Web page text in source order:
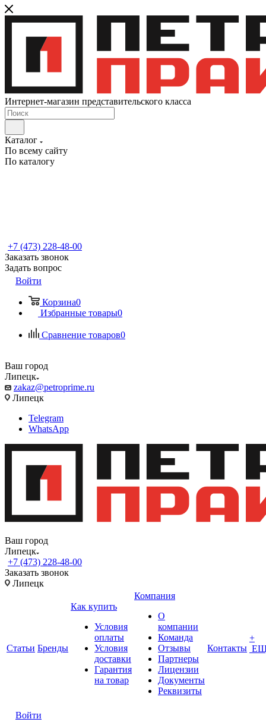
Интернет-магазин представительского класса
Каталог
По всему сайту
По каталогу
+7 (473) 228-48-00
Заказать звонок
Задать вопрос
Войти
Корзина0
Избранные товары0
Сравнение товаров0
Ваш город
Липецк
zakaz@petroprime.ru
Липецк
Telegram
WhatsApp
Ваш город
Липецк
+7 (473) 228-48-00
Заказать звонок
Липецк
Статьи Бренды
Как купить
Условия
оплаты
Условия
доставки
Гарантия
на товар
Компания
О
компании
Команда
Отзывы
Партнеры
Лицензии
Документы
Реквизиты
Контакты
+
Войти